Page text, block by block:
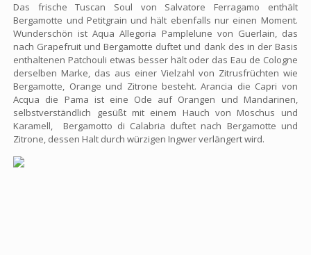
Das frische Tuscan Soul von Salvatore Ferragamo enthält
Bergamotte und Petitgrain und hält ebenfalls nur einen Moment.
Wunderschön ist Aqua Allegoria Pamplelune von Guerlain, das
nach Grapefruit und Bergamotte duftet und dank des in der Basis
enthaltenen Patchouli etwas besser hält oder das Eau de Cologne
derselben Marke, das aus einer Vielzahl von Zitrusfrüchten wie
Bergamotte, Orange und Zitrone besteht. Arancia die Capri von
Acqua die Pama ist eine Ode auf Orangen und Mandarinen,
selbstverständlich gesüßt mit einem Hauch von Moschus und
Karamell, Bergamotto di Calabria duftet nach Bergamotte und
Zitrone, dessen Halt durch würzigen Ingwer verlängert wird.